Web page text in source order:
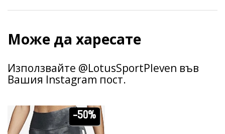
Може да харесате
Използвайте @LotusSportPleven във
Вашия Instagram пост.
-50%